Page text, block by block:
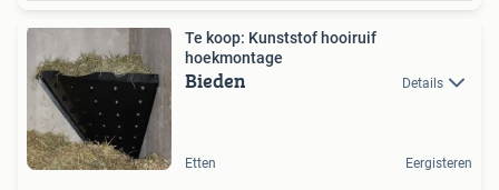
Te koop: Kunststof hooiruif
hoekmontage
Bieden Details
Etten Eergisteren